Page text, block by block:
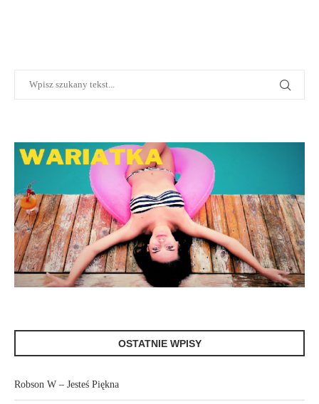
OSTATNIE WPISY
Robson W – Jesteś Piękna